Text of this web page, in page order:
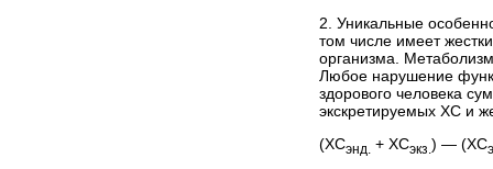
2. Уникальные
том числе имеет
организма.
Любое нарушение
здорового человека
экскретируемых ХС и
(ХСэнд. + ХСэкз. ) — (ХС